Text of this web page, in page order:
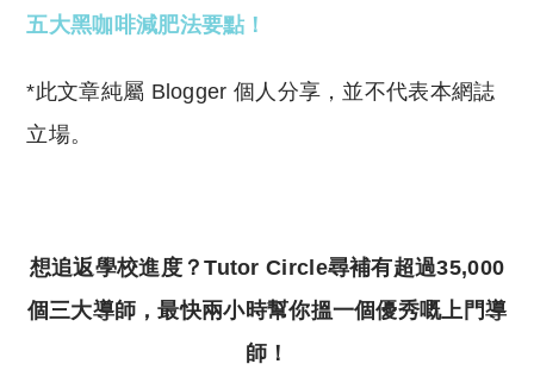
五大黑咖啡減肥法要點！
*此文章純屬 Blogger 個人分享，並不代表本網誌
立場。
想追返學校進度？Tutor Circle尋補有超過35,000
個三大導師，最快兩小時幫你搵一個優秀嘅上門導
師！